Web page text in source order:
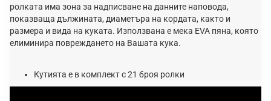
ролката има зона за надписване на данните наповода,
показваща дължината, диаметъра на кордата, както и
размера и вида на куката. Използвана е мека EVA пяна, която
елиминира повреждането на Вашата кука.
Кутията е в комплект с 21 броя ролки